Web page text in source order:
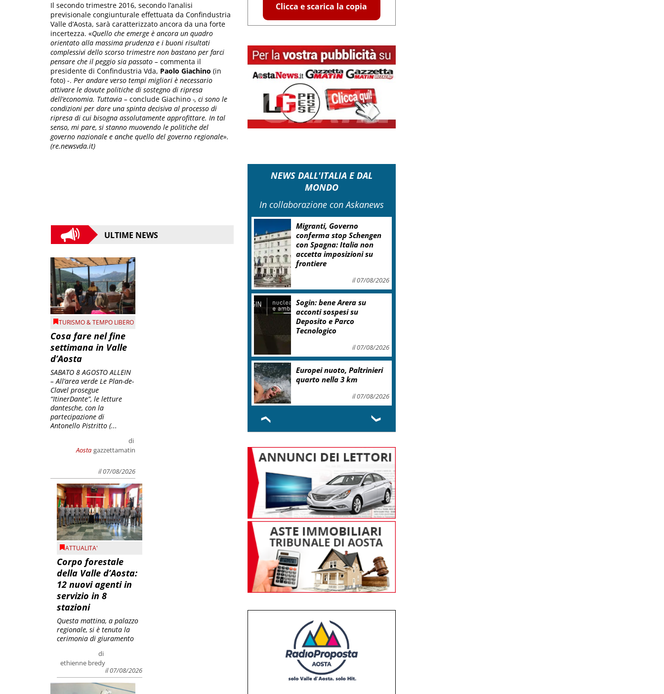
Il secondo trimestre 2016, secondo l’analisi
previsionale congiunturale effettuata da Confindustria
Valle d’Aosta, sarà caratterizzato ancora da una forte
incertezza. «Quello che emerge è ancora un quadro
orientato alla massima prudenza e i buoni risultati
complessivi dello scorso trimestre non bastano per farci
pensare che il peggio sia passato – commenta il
presidente di Confindustria Vda, Paolo Giachino (in
foto) -. Per andare verso tempi migliori è necessario
attivare le dovute politiche di sostegno di ripresa
dell’economia. Tuttavia – conclude Giachino -, ci sono le
condizioni per dare una spinta decisiva al processo di
ripresa di cui bisogna assolutamente approfittare. In tal
senso, mi pare, si stanno muovendo le politiche del
governo nazionale e anche quello del governo regionale».
(re.newsvda.it)
ULTIME NEWS
TURISMO & TEMPO LIBERO
Cosa fare nel fine
settimana in Valle
d’Aosta
Aosta
di
gazzettamatin
il 07/08/2026
SABATO 8 AGOSTO ALLEIN
– All’area verde Le Plan-de-
Clavel prosegue
“ItinerDante”, le letture
dantesche, con la
partecipazione di
Antonello Pistritto (...
ATTUALITA'
Corpo forestale
della Valle d’Aosta:
12 nuovi agenti in
servizio in 8
stazioni
di
ethienne bredy
il 07/08/2026
Questa mattina, a palazzo
regionale, si è tenuta la
cerimonia di giuramento
Clicca e scarica la copia
NEWS DALL'ITALIA E DAL
MONDO
In collaborazione con Askanews
Migranti, Governo
conferma stop Schengen
con Spagna: Italia non
accetta imposizioni su
frontiere
il 07/08/2026
Sogin: bene Arera su
acconti sospesi su
Deposito e Parco
Tecnologico
il 07/08/2026
Europei nuoto, Paltrinieri
quarto nella 3 km
il 07/08/2026
❮ ❯